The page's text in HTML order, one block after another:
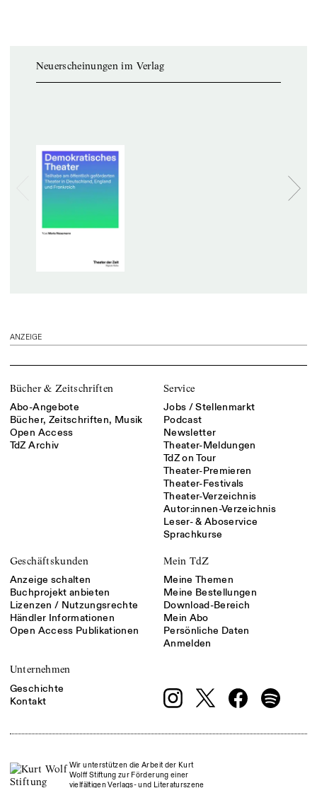
Neuerscheinungen im Verlag
ANZEIGE
Bücher & Zeitschriften
Abo-Angebote
Bücher, Zeitschriften, Musik
Open Access
TdZ Archiv
Service
Jobs / Stellenmarkt
Podcast
Newsletter
Theater-Meldungen
TdZ on Tour
Theater-Premieren
Theater-Festivals
Theater-Verzeichnis
Autor:innen-Verzeichnis
Leser- & Aboservice
Sprachkurse
Geschäftskunden
Anzeige schalten
Buchprojekt anbieten
Lizenzen / Nutzungsrechte
Händler Informationen
Open Access Publikationen
Mein TdZ
Meine Themen
Meine Bestellungen
Download-Bereich
Mein Abo
Persönliche Daten
Anmelden
Unternehmen
Geschichte
Kontakt
Wir unterstützen die Arbeit der Kurt
Wolff Stiftung zur Förderung einer
vielfältigen Verlags- und Literaturszene